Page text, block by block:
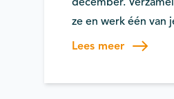
ze en werk één van
Lees meer